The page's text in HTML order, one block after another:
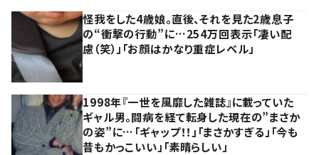
怪我をした4歳娘。直後、それを見た2歳息子
の“衝撃の行動”に…254万回表示「凄い配
慮（笑）」「お顔はかなり重症レベル」
1998年『一世を風靡した雑誌』に載っていた
ギャル男。闘病を経て転身した現在の”まさか
の姿”に…「ギャップ！！」「まさかすぎる」「今も
昔もかっこいい」「素晴らしい」